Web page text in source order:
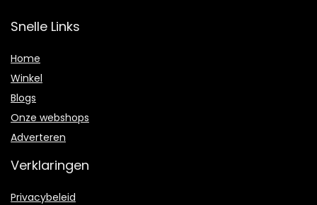
Snelle Links
Home
Winkel
Blogs
Onze webshops
Adverteren
Verklaringen
Privacybeleid